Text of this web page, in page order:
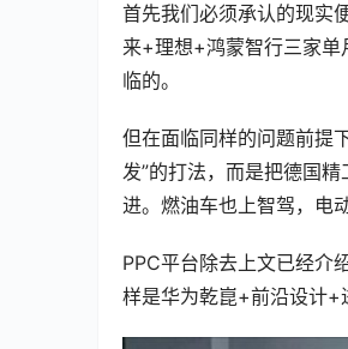
首先我们必须承认的现实
来+理想+鸿蒙智行三家
临的。
但在面临同样的问题前提
发”的打法，而是把德国
进。燃油车也上智驾，电
PPC平台除去上文已经介
样是华为乾崑+前沿设计+